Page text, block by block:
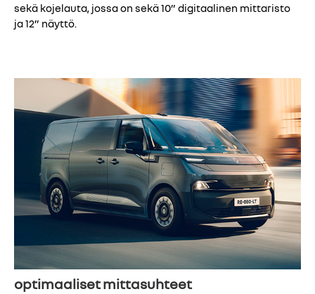
sekä kojelauta, jossa on sekä 10” digitaalinen mittaristo
ja 12” näyttö.
optimaaliset mittasuhteet